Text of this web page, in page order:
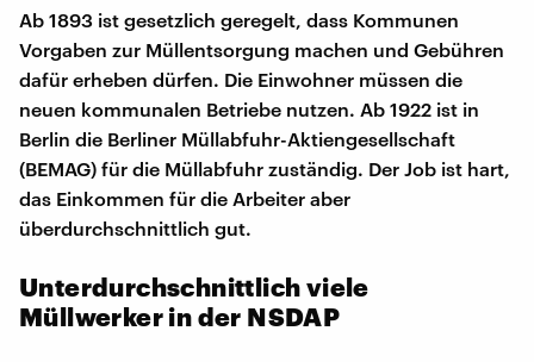
Ab 1893 ist gesetzlich geregelt, dass Kommunen
Vorgaben zur Müllentsorgung machen und Gebühren
dafür erheben dürfen. Die Einwohner müssen die
neuen kommunalen Betriebe nutzen. Ab 1922 ist in
Berlin die Berliner Müllabfuhr-Aktiengesellschaft
(BEMAG) für die Müllabfuhr zuständig. Der Job ist hart,
das Einkommen für die Arbeiter aber
überdurchschnittlich gut.
Unterdurchschnittlich viele
Müllwerker in der NSDAP